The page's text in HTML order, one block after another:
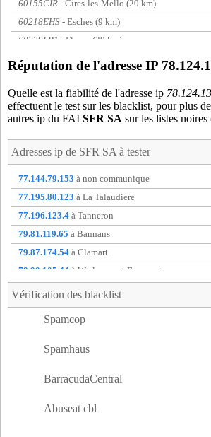
60155CIR - Cires-les-Mello (20 km)
60218EHS - Esches (9 km)
60239LR1
- Fleury (20 km)
60257FN8
- Fresne-Leguillon (20 km)
60395MER- Meru (12 km)
60427MNT - Monts (15 km)
60513PRE- Precy-sur-Oise (16 km)
60575STE- Sainte-Genevieve (17 km)
60584STL- Saint-Leu-d'Esserent (19 km)
60651ULL- Ully-Saint-Georges (17 km)
78172CNF- Conflans-Sainte-Honorine (16 km)
95023ARR- Arronville (7 km)
95052BAU- Beaumont-sur-Oise (8 km)
95056BEL- Belloy-en-France (15 km)
95078BSY- Boissy-l'Aillerie (12 km)
95127HAZ- Cergy (15 km)
Réputation de l'adresse IP
Quelle est la fiabilité de l'adresse ip
effectuent le test sur les blacklist, pour plus
autres ip du FAI SFR SA sur les listes
Adresses ip de SFR SA à tester
77.144.79.153 à non communique
77.195.80.123 à La Talaudiere
77.196.123.4 à Tanneron
79.81.119.65 à Bannans
79.87.174.54 à Clamart
79.90.105.44 à Warlencourt-Eaucourt
80.185.221.22
à Scy-Chazelles
86.68.159.234à Beauzelle
109.9.2.45à Hermeray
109.14.183.81
Vérification des blacklist
Spamcop
Spamhaus
BarracudaCentral
Abuseat cbl